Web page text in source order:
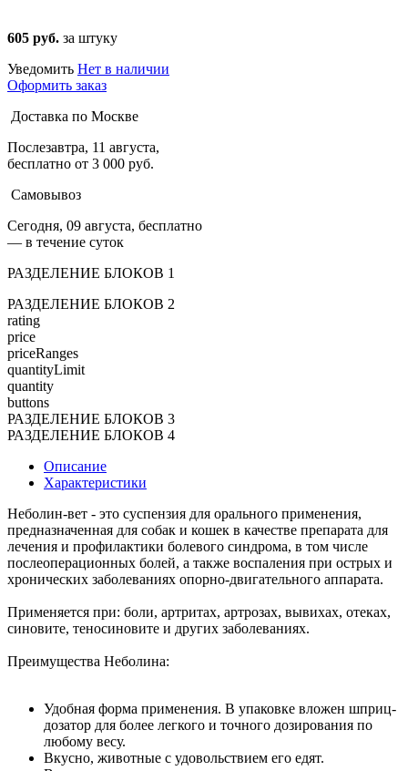
605 руб. за штуку
Уведомить Нет в наличии
Оформить заказ
Доставка по Москве
Послезавтра, 11 августа,
бесплатно от 3 000 руб.
Самовывоз
Сегодня, 09 августа, бесплатно
— в течение суток
РАЗДЕЛЕНИЕ БЛОКОВ 1
РАЗДЕЛЕНИЕ БЛОКОВ 2
rating
price
priceRanges
quantityLimit
quantity
buttons
РАЗДЕЛЕНИЕ БЛОКОВ 3
РАЗДЕЛЕНИЕ БЛОКОВ 4
Описание
Характеристики
Неболин-вет - это суспензия для орального применения,
предназначенная для собак и кошек в качестве препарата для
лечения и профилактики болевого синдрома, в том числе
послеоперационных болей, а также воспаления при острых и
хронических заболеваниях опорно-двигательного аппарата.
Применяется при: боли, артритах, артрозах, вывихах, отеках,
синовите, теносиновите и других заболеваниях.
Преимущества Неболина:
Удобная форма применения. В упаковке вложен шприц-
дозатор для более легкого и точного дозирования по
любому весу.
Вкусно, животные с удовольствием его едят.